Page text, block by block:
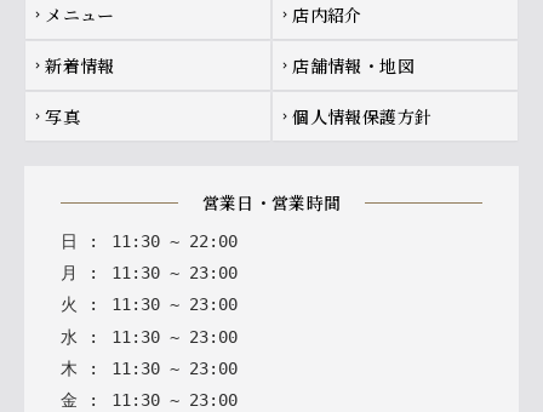
chevron_right メニュー chevron_right 店内紹介
chevron_right 新着情報 chevron_right 店舗情報・地図
chevron_right 写真 chevron_right 個人情報保護方針
営業日・営業時間
日 : 11 : 30 ~ 22 : 00
月
: 11: 30 ~ 23: 00
火
: 11: 30 ~ 23: 00
水 : 11 : 30 ~ 23: 00
木 : 11 : 30 ~ 23: 00
金 : 11 : 30 ~ 23: 00